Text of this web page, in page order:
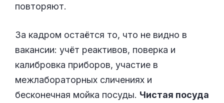
повторяют.
За кадром остаётся то, что не видно в
вакансии: учёт реактивов, поверка и
калибровка приборов, участие в
межлабораторных сличениях и
бесконечная мойка посуды. Чистая посуда